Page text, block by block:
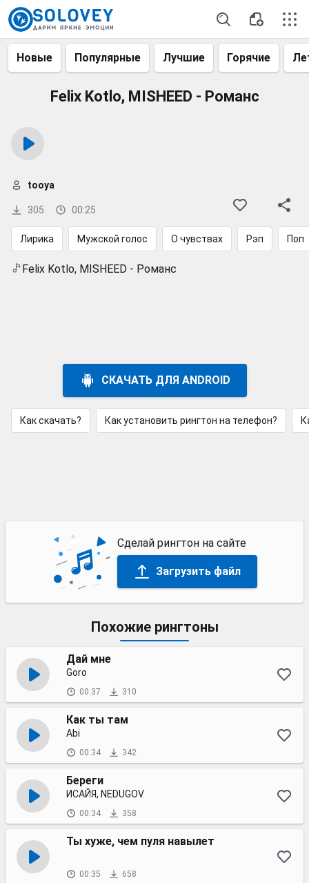
Новые Популярные Лучшие Горячие
Felix Kotlo, MISHEED - Романс
305 00:25
tooya
Лирика Мужской голос О чувствах Рэп Поп
Felix Kotlo, MISHEED - Романс
СКАЧАТЬ ДЛЯ ANDROID
Как скачать? Как установить рингтон на телефон?
Сделай рингтон на сайте
Загрузить файл
Похожие рингтоны
Дай мне
Goro
00:37 310
Как ты там
Abi
00:34 342
Береги
ИСАЙЯ, NEDUGOV
00:34 358
Ты хуже, чем пуля навылет
00:35 658